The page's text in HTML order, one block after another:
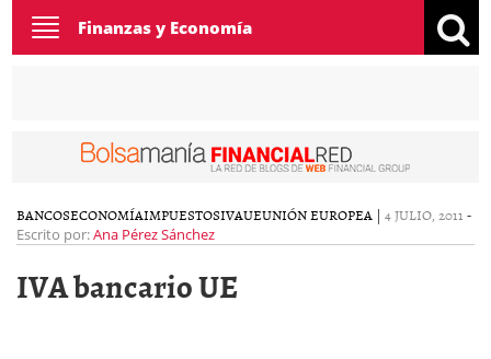
Toggle
navigation
Finanzas y Economía
BANCOSECONOMÍAIMPUESTOSIVAUEUNIÓN EUROPEA | 4 JULIO, 2011 -
Escrito por:Ana Pérez Sánchez
IVA bancario UE